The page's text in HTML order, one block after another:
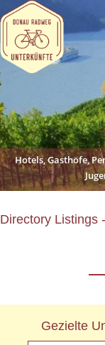
Hotels, Gasthöfe,
Directory Listings
Gezielte